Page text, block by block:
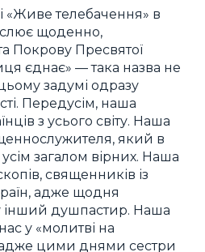
«Живе телебачення» в
щоденно,
Покрову Пресвятої
єднає» — така назва не
задумі одразу
Передусім, наша
з усього світу. Наша
який в
усім загалом вірних. Наша
священників із
адже щодня
інший душпастир. Наша
у «молитві на
адже цими днями сестри